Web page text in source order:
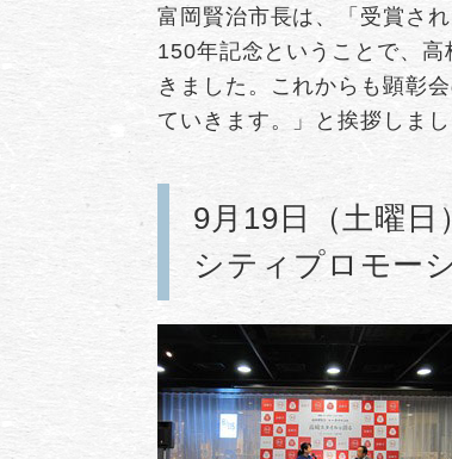
富岡賢治市長は、「受賞さ
150年記念ということで、
きました。これからも顕彰
ていきます。」と挨拶しまし
9月19日（土曜
シティプロモー